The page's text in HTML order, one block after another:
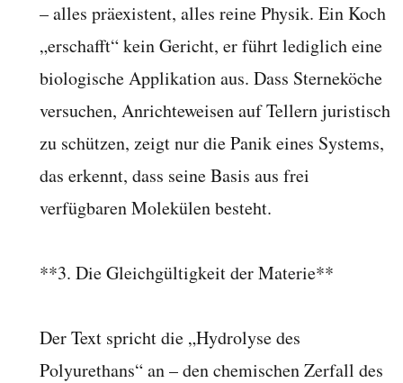
– alles präexistent, alles reine Physik. Ein Koch
„erschafft“ kein Gericht, er führt lediglich eine
biologische Applikation aus. Dass Sterneköche
versuchen, Anrichteweisen auf Tellern juristisch
zu schützen, zeigt nur die Panik eines Systems,
das erkennt, dass seine Basis aus frei
verfügbaren Molekülen besteht.
**3. Die Gleichgültigkeit der Materie**
Der Text spricht die „Hydrolyse des
Polyurethans“ an – den chemischen Zerfall des